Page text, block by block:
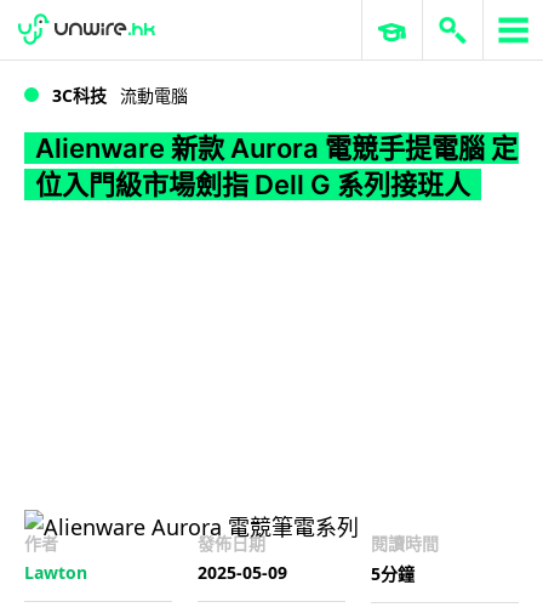
WWDC 2026 ERP 與商業 AI
3C科技 流動電腦
Alienware 新款 Aurora 電競手提電腦 定
位入門級市場劍指 Dell G 系列接班人
作者
Lawton
發佈日期
2025-05-09
閱讀時間
5分鐘